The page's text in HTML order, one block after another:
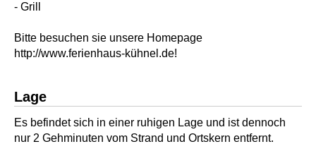
- Grill
Bitte besuchen sie unsere Homepage
http://www.ferienhaus-kühnel.de!
Lage
Es befindet sich in einer ruhigen Lage und ist dennoch
nur 2 Gehminuten vom Strand und Ortskern entfernt.